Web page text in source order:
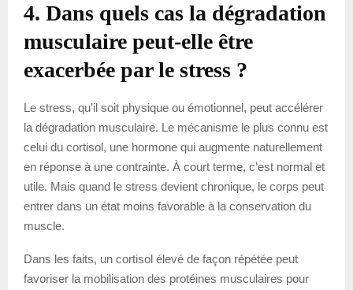
4. Dans quels cas la dégradation
musculaire peut-elle être
exacerbée par le stress ?
Le stress, qu’il soit physique ou émotionnel, peut accélérer
la dégradation musculaire. Le mécanisme le plus connu est
celui du cortisol, une hormone qui augmente naturellement
en réponse à une contrainte. À court terme, c’est normal et
utile. Mais quand le stress devient chronique, le corps peut
entrer dans un état moins favorable à la conservation du
muscle.
Dans les faits, un cortisol élevé de façon répétée peut
favoriser la mobilisation des protéines musculaires pour